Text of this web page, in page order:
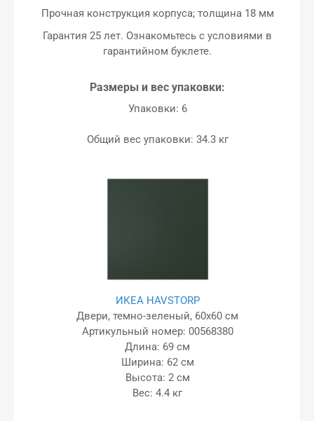
Прочная конструкция корпуса; толщина 18 мм
Гарантия 25 лет. Ознакомьтесь с условиями в
гарантийном буклете.
Размеры и вес упаковки:
Упаковки: 6
Общий вес упаковки: 34.3 кг
ИКЕА HAVSTORP
Двери, темно-зеленый, 60x60 см
Артикульный номер: 00568380
Длина: 69 см
Ширина: 62 см
Высота: 2 см
Вес: 4.4 кг